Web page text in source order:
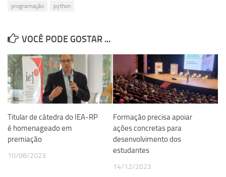
USP Analisa
Clipping
Documentos
Relatórios
Revista Estudos Avançados
Contato
Newsletter
programação
python
VOCÊ PODE GOSTAR ...
Titular de cátedra do IEA-RP
é homenageado em
premiação
10/08/2023
Formação precisa apoiar
ações concretas para
desenvolvimento dos
estudantes
14/12/2023